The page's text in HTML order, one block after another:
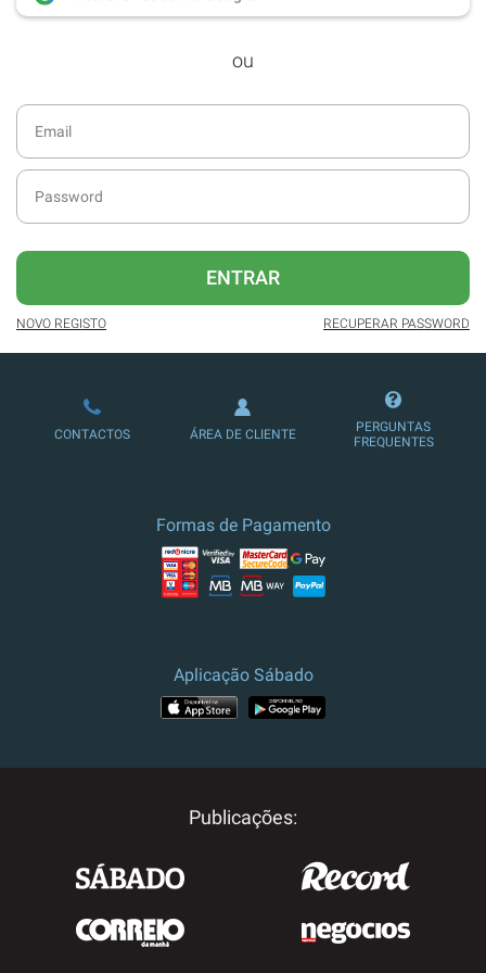
desde dezembro de 2016.
Acesso ao formato digital da SÁBADO
SÁBADO.
diário da atualidade.
publicidade reduzida e não invasiva
no site.
Possibilidade de ler e/ou ouvir artigos.
Ofertas e descontos em produtos,
serviços, eventos desportivos e
ou
ENTRAR
NOVO REGISTO RECUPERAR PASSWORD
CONTACTOS ÁREA DE CLIENTE
PERGUNTAS
FREQUENTES
Formas de Pagamento
Aplicação Sábado
Publicações: